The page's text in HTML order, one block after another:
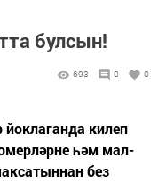
булсын!
693 0 0
килеп
һәм мал-
без